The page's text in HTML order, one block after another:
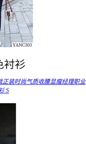
装时尚气质收腰显瘦经理职业
S